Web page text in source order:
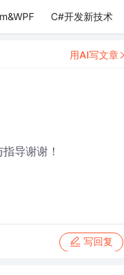
C#开发新技术
导谢谢！
写回复
用AI写文章